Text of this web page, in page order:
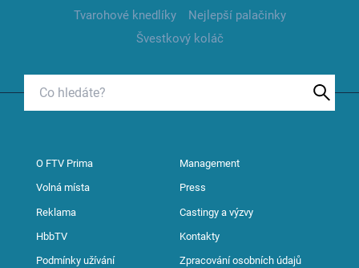
Tvarohové knedlíky
Nejlepší palačinky
Švestkový koláč
O FTV Prima Management
Volná místa Press
Reklama Castingy a výzvy
HbbTV Kontakty
Podmínky užívání Zpracování osobních údajů